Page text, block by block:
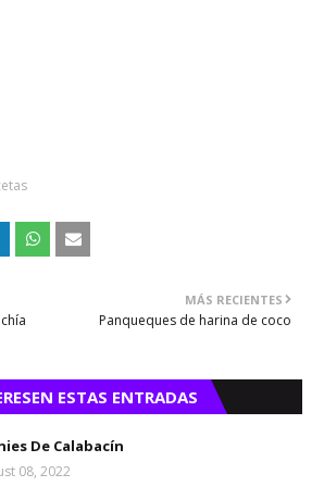
MÁS RECIENTES
Panqueques de harina de coco
ESTAS ENTRADAS
De Calabacín
08, 2022